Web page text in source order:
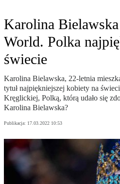
Karolina
World. Polka
świecie
Karolina Bielawska, 22-letnia
tytuł najpiękniejszej kobiety na
Kręglickiej, Polką, którą udało się
Karolina Bielawska?
Publikacja: 17.03.2022 10:53